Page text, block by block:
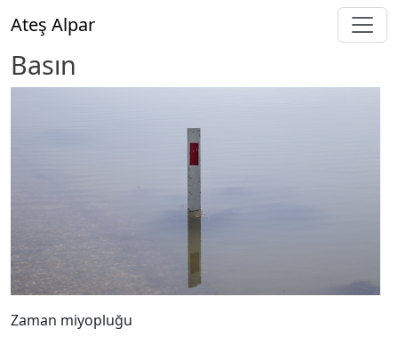
Ateş Alpar
Basın
Zaman miyopluğu